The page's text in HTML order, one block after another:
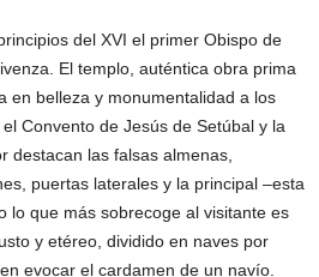
del XVI el primer Obispo de
El templo, auténtica obra prima
en belleza y monumentalidad a los
Convento de Jesús de Setúbal y la
destacan las falsas almenas,
puertas laterales y la principal –esta
lo que más sobrecoge al visitante es
y etéreo, dividido en naves por
evocar el cardamen de un navío.